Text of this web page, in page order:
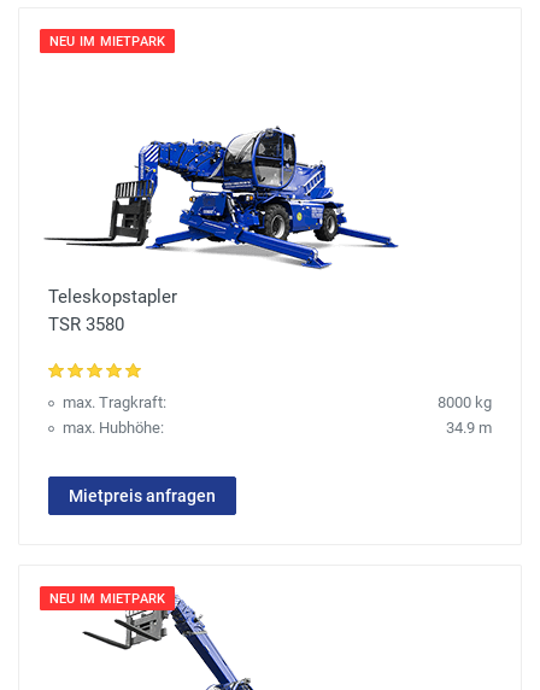
NEU IM MIETPARK
Teleskopstapler
TSR 3580
max. Tragkraft:
8000 kg
max. Hubhöhe:
34.9 m
Mietpreis anfragen
NEU IM MIETPARK